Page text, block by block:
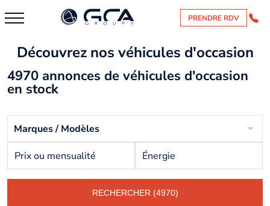
PRENDRE RDV
Découvrez nos véhicules d'occasion
4970 annonces de véhicules d'occasion
en stock
Marques / Modèles
Prix ou mensualité Énergie
RECHERCHER (4970)